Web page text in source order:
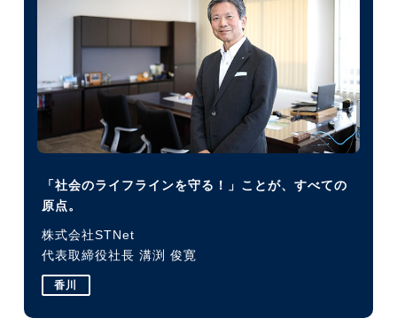
「社会のライフラインを守る！」ことが、すべての
原点。
株式会社STNet
代表取締役社長 溝渕 俊寛
香川